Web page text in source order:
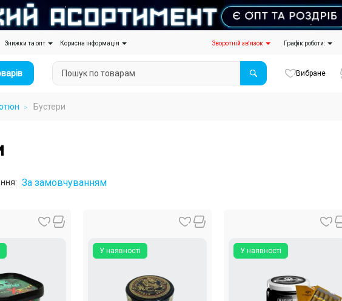
Знижки та опт Корисна інформація Зворотній зв'язок Графік роботи:
Вибране
Бустери
За замовчуванням
У наявності У наявності